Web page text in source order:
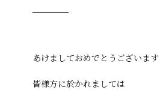
あけましておめでとうございます
皆様方に於かれましては